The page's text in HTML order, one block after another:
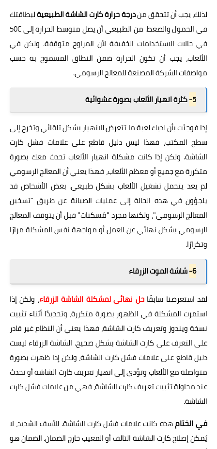
لذلك، يجب أن تتحقق مندرجة حرارة كارت الشاشة الطبيعيةلبطاقتك
في الخمول والضغط. من الطبيعي أن يصل متوسط الحرارة إلى 50C
في حالات الاستخدامات الخفيفة لأن المراوح متوقفة. ولكن في
الألعاب، يجب أن تكون الحرارة ضمن النطاق المسموح به حسب
مواصفات الشركة المصنعة للمعالج الرسومي.
5- كثرة انهيار الألعاب بصورة عشوائية
إذا فوجئت بأن لديك لعبة ما تتعرض للانهيار بشكل تلقائي وتخرج إلى
سطح المكتب، فهذا ليس دليل قاطع على علامات فشل كارت
الشاشة. ولكن إذا كانت مشكلة انهيار الألعاب تحدث معك بصورة
متكررة مع جميع أو معظم الألعاب، فهذا يعني أن المعالج الرسومي
لم يعد يتحمل تشغيل الألعاب بشكل طبيعي. بعض الأشخاص قد
يلجؤون في هذه الحالة إلى عمليات الصيانة عن طريق "تسخين
المعالج الرسومي"، ولكنها مجرد "مُسكنات" قبل أن يتوقف المعالج
الرسومي بشكل نهائي عن العمل أو مواجهة نفس المشكلة مرارًا
وتكرارًا.
6- شاشة الموت الزرقاء
لقد استعرضنا سابقًاحل نهائي لمشكلة الشاشة الزرقاء، ولكن إذا
استمرت المشكلة في الظهور بصورة متكررة، وتحديدًا أثناء تثبيت
نسخة ويندوز وتعريف كارت الشاشة، فهذا يعني أن النظام غير قادر
على التعرف على كارت الشاشة بشكل صحيح. الشاشة الزرقاء ليست
دليل قاطع على علامات فشل كارت الشاشة، ولكن إذا ظهرت بصورة
متواصلة مع الألعاب وتؤدي إلى انهيار تعريف كارت الشاشة أو تحدث
عند محاولة تثبيت تعريف كارت الشاشة، فهي من علامات فشل كارت
الشاشة.
في الختامهذه كانت علامات فشل كارت الشاشة. للأسف الشديد، لا
يُمكن إصلاح كارت الشاشة التالف أو المعيب خارج الضمان. الضمان هو